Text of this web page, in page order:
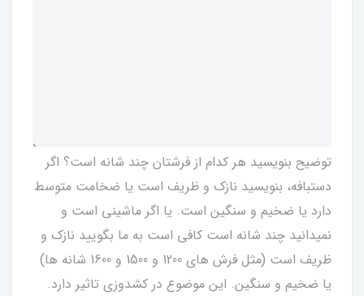
توضیح بنویسید هر کدام از فرشتان چند شانه است؟ اگر
دستبافه، بنویسید نازک و ظریف است یا ضخامت متوسط
دارد یا ضخیم و سنگین است. یا اگر ماشینی است و
نمیدانید چند شانه است کافی است به ما بگویید نازک و
ظریف است (مثل فرش های 1200 و 1500 و 1600 شانه ها)
یا ضخیم و سنگین. این موضوع در کشدوزی تاثیر دارد.